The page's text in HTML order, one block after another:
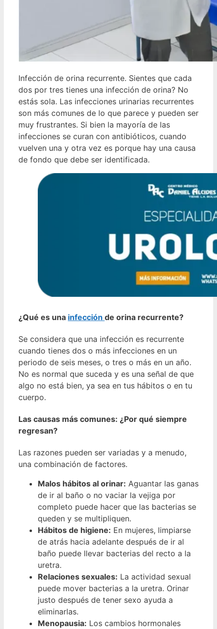
Infección de orina recurrente. Sientes que cada
dos por tres tienes una infección de orina? No
estás sola. Las infecciones urinarias recurrentes
son más comunes de lo que parece y pueden ser
muy frustrantes. Si bien la mayoría de las
infecciones se curan con antibióticos, cuando
vuelven una y otra vez es porque hay una causa
de fondo que debe ser identificada.
¿Qué es una infección de orina recurrente?
Se considera que una infección es recurrente
cuando tienes dos o más infecciones en un
periodo de seis meses, o tres o más en un año.
No es normal que suceda y es una señal de que
algo no está bien, ya sea en tus hábitos o en tu
cuerpo.
Las causas más comunes: ¿Por qué siempre
regresan?
Las razones pueden ser variadas y a menudo,
una combinación de factores.
Malos hábitos al orinar: Aguantar las ganas
de ir al baño o no vaciar la vejiga por
completo puede hacer que las bacterias se
queden y se multipliquen.
Hábitos de higiene: En mujeres, limpiarse
de atrás hacia adelante después de ir al
baño puede llevar bacterias del recto a la
uretra.
Relaciones sexuales: La actividad sexual
puede mover bacterias a la uretra. Orinar
justo después de tener sexo ayuda a
eliminarlas.
Menopausia: Los cambios hormonales